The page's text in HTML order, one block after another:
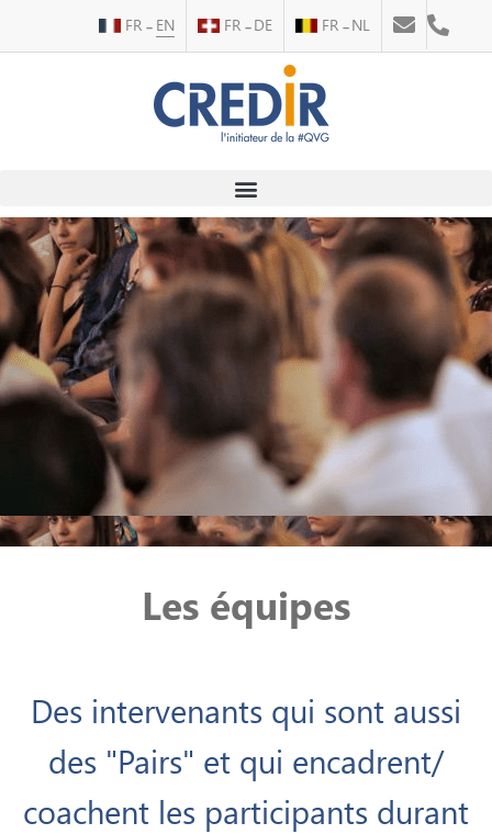
FR EN FR DE FR NL
Les équipes
Des intervenants qui sont aussi
des "Pairs" et qui encadrent/
coachent les participants durant